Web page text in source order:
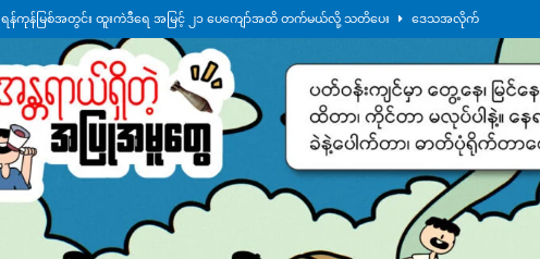
ရန်ကုန်မြစ်အတွင်း ထူးကဲဒီရေ အ​မြင့် ၂၁ ပေကျော်အထိ တက်မယ်လို့ သတိပေး ဒေသအလိုက်
လွှတ်တော်ကို ရောက်လာတဲ့ ဦးမင်အောင်လှိုင်ကို ထိုင်းလွှတ်တော်အမတ် အော်ဟစ်ဆန္ဒပြ
တာကျိုးပြီး ခုနှစ်ရက်မြောက်နေ့မှာ ငသိုင်းချောင်းမြို့ကို ရေစတင်ရောက်ရှိ ဒေသအလိုက် သတင်း
လေးမျက်နှာမှာ ရေဘေးကူနေတဲ့ ငသိုင်းချောင်းဒေသခံ လူငယ်တဦး ရေစီးနဲ့မျောပါသေဆုံး